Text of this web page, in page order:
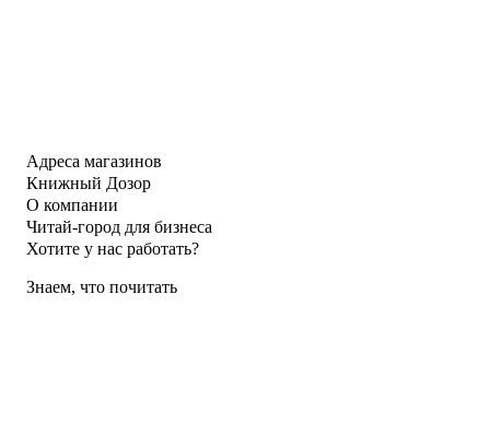
Адреса магазинов
Книжный Дозор
О компании
Читай-город для бизнеса
Хотите у нас работать?
Знаем, что почитать